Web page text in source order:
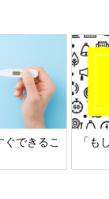
「もしものとき